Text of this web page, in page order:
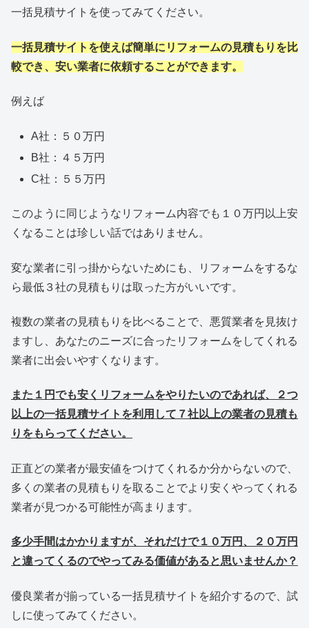
一括見積サイトを使ってみてください。
一括見積サイトを使えば簡単にリフォームの見積もりを比
較でき、安い業者に依頼することができます。
例えば
A社：５０万円
B社：４５万円
C社：５５万円
このように同じようなリフォーム内容でも１０万円以上安
くなることは珍しい話ではありません。
変な業者に引っ掛からないためにも、リフォームをするな
ら最低３社の見積もりは取った方がいいです。
複数の業者の見積もりを比べることで、悪質業者を見抜け
ますし、あなたのニーズに合ったリフォームをしてくれる
業者に出会いやすくなります。
また１円でも安くリフォームをやりたいのであれば、２つ
以上の一括見積サイトを利用して７社以上の業者の見積も
りをもらってください。
正直どの業者が最安値をつけてくれるか分からないので、
多くの業者の見積もりを取ることでより安くやってくれる
業者が見つかる可能性が高まります。
多少手間はかかりますが、それだけで１０万円、２０万円
と違ってくるのでやってみる価値があると思いませんか？
優良業者が揃っている一括見積サイトを紹介するので、試
しに使ってみてください。